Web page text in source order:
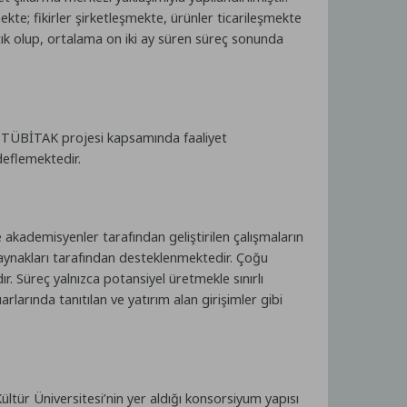
fikirler şirketleşmekte, ürünler ticarileşmekte
olup, ortalama on iki ay süren süreç sonunda
projesi kapsamında faaliyet
tarafından geliştirilen çalışmaların
tarafından desteklenmektedir. Çoğu
yalnızca potansiyel üretmekle sınırlı
tanıtılan ve yatırım alan girişimler gibi
Üniversitesi’nin yer aldığı konsorsiyum yapısı